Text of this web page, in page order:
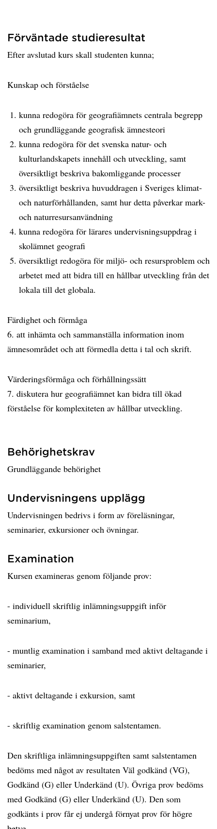
Förväntade studieresultat
Efter avslutad kurs skall studenten kunna;
Kunskap och förståelse
kunna redogöra för geografiämnets centrala begrepp
och grundläggande geografisk ämnesteori
kunna redogöra för det svenska natur- och
kulturlandskapets innehåll och utveckling, samt
översiktligt beskriva bakomliggande processer
översiktligt beskriva huvuddragen i Sveriges klimat-
och naturförhållanden, samt hur detta påverkar mark-
och naturresursanvändning
kunna redogöra för lärares undervisningsuppdrag i
skolämnet geografi
översiktligt redogöra för miljö- och resursproblem och
arbetet med att bidra till en hållbar utveckling från det
lokala till det globala.
Färdighet och förmåga
6. att inhämta och sammanställa information inom
ämnesområdet och att förmedla detta i tal och skrift.
Värderingsförmåga och förhållningssätt
7. diskutera hur geografiämnet kan bidra till ökad
förståelse för komplexiteten av hållbar utveckling.
Behörighetskrav
Grundläggande behörighet
Undervisningens upplägg
Undervisningen bedrivs i form av föreläsningar,
seminarier, exkursioner och övningar.
Examination
Kursen examineras genom följande prov:
- individuell skriftlig inlämningsuppgift inför
seminarium,
- muntlig examination i samband med aktivt deltagande i
seminarier,
- aktivt deltagande i exkursion, samt
- skriftlig examination genom salstentamen.
Den skriftliga inlämningsuppgiften samt salstentamen
bedöms med något av resultaten Väl godkänd (VG),
Godkänd (G) eller Underkänd (U). Övriga prov bedöms
med Godkänd (G) eller Underkänd (U). Den som
godkänts i prov får ej undergå förnyat prov för högre